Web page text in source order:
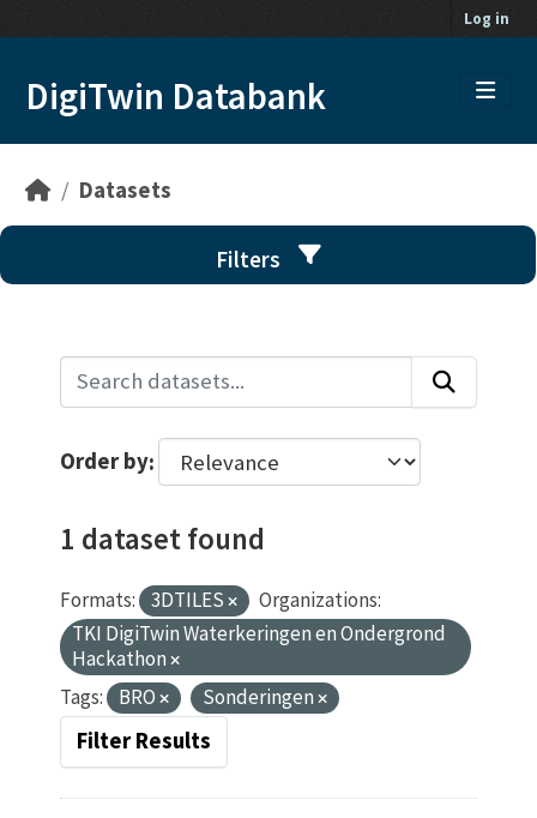
Log in
DigiTwin Databank
Datasets
Filters
Order by
1 dataset found
Formats: 3DTILES
Organizations:
TKI DigiTwin Waterkeringen en Ondergrond
Hackathon
Tags:
BRO Sonderingen
Filter Results